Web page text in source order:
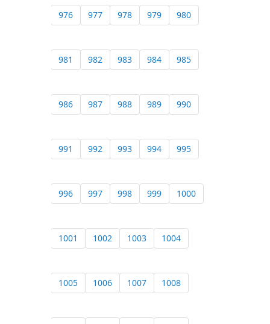
976 977 978 979 980
981 982 983 984 985
986 987 988 989 990
991 992 993 994 995
996 997 998 999 1000
1001 1002 1003 1004
1005 1006 1007 1008